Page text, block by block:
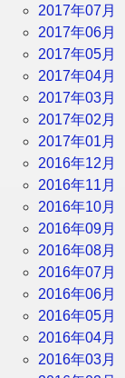
2017年07月
2017年06月
2017年05月
2017年04月
2017年03月
2017年02月
2017年01月
2016年12月
2016年11月
2016年10月
2016年09月
2016年08月
2016年07月
2016年06月
2016年05月
2016年04月
2016年03月